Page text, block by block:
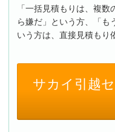
「一括見積もりは、複
ら嫌だ」という方、「も
いう方は、直接見積もり
サカイ引越